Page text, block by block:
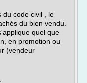
du code civil , le
du bien vendu.
quel que
en promotion ou
(vendeur